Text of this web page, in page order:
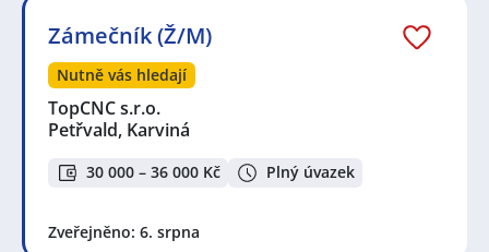
Zámečník (Ž/M)
Nutně vás hledají
TopCNC s.r.o.
Petřvald, Karviná
30 000 – 36 000 Kč Plný úvazek
Zveřejněno: 6. srpna